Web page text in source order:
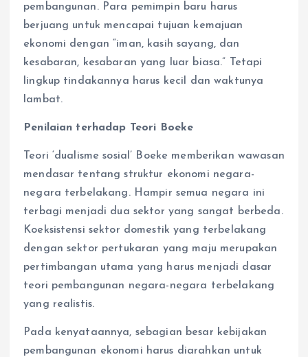
pembangunan. Para pemimpin baru harus
berjuang untuk mencapai tujuan kemajuan
ekonomi dengan “iman, kasih sayang, dan
kesabaran, kesabaran yang luar biasa.” Tetapi
lingkup tindakannya harus kecil dan waktunya
lambat.
Penilaian terhadap Teori Boeke
Teori ‘dualisme sosial’ Boeke memberikan wawasan
mendasar tentang struktur ekonomi negara-
negara terbelakang. Hampir semua negara ini
terbagi menjadi dua sektor yang sangat berbeda.
Koeksistensi sektor domestik yang terbelakang
dengan sektor pertukaran yang maju merupakan
pertimbangan utama yang harus menjadi dasar
teori pembangunan negara-negara terbelakang
yang realistis.
Pada kenyataannya, sebagian besar kebijakan
pembangunan ekonomi harus diarahkan untuk